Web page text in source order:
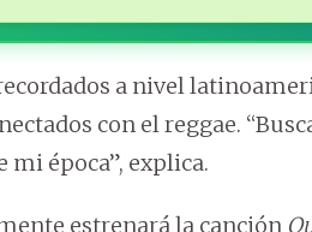
a nivel
con el reggae.
mi época”, explica.
estrenará la canción